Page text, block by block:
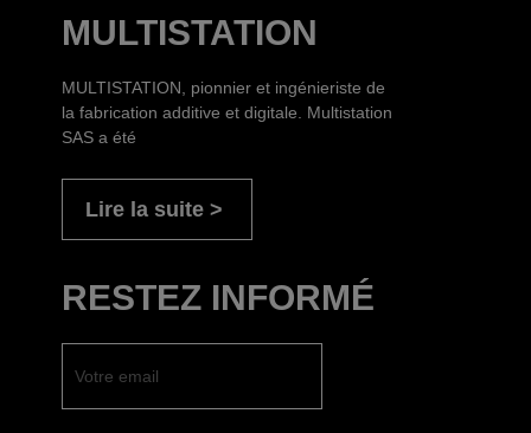
MULTISTATION
MULTISTATION, pionnier et ingénieriste de
la fabrication additive et digitale. Multistation
SAS a été
Lire la suite
RESTEZ INFORMÉ